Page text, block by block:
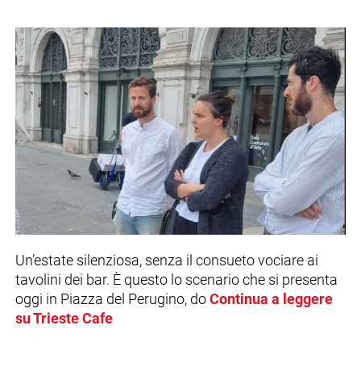
Un’estate silenziosa, senza il consueto vociare ai
tavolini dei bar. È questo lo scenario che si presenta
oggi in Piazza del Perugino, do Continua a leggere
su Trieste Cafe